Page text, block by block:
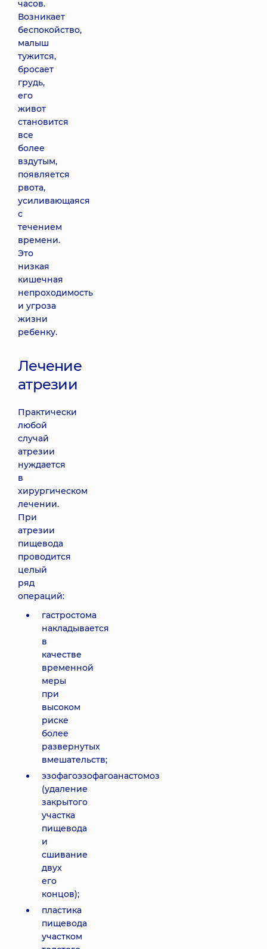
часов.
Возникает
беспокойство,
малыш
тужится,
бросает
грудь,
его
живот
становится
все
более
вздутым,
появляется
рвота,
усиливающаяся
с
течением
времени.
Это
низкая
кишечная
непроходимость
и угроза
жизни
ребенку.
Лечение
атрезии
Практически
любой
случай
атрезии
нуждается
в
хирургическом
лечении.
При
атрезии
пищевода
проводится
целый
ряд
операций:
гастростома
накладывается
в
качестве
временной
меры
при
высоком
риске
более
развернутых
вмешательств;
эзофагоэзофагоанастомоз
(удаление
закрытого
участка
пищевода
и
сшивание
двух
его
концов);
пластика
пищевода
участком